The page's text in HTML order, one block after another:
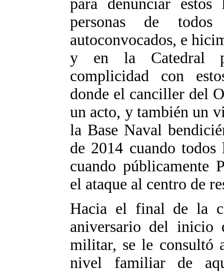
para denunciar
personas de
autoconvocados, e
y en la Catedral
complicidad con
donde el canciller del
un acto, y también un
la Base Naval
de 2014 cuando todos
cuando públicamente
el ataque al centro de
Hacia el final de la
aniversario del inicio
militar, se le consultó
nivel familiar de